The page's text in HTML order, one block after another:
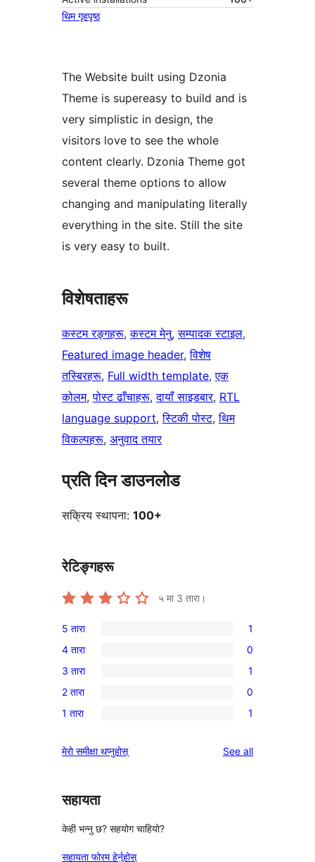
थिम गृहपृष्ठ
The Website built using Dzonia
Theme is supereasy to build and is
very simplistic in design, the
visitors love to see the whole
content clearly. Dzonia Theme got
several theme options to allow
changing and manipulating literally
everything in the site. Still the site
is very easy to built.
विशेषताहरू
कस्टम रङ्गहरू, कस्टम मेनु, सम्पादक स्टाइल
Featured image header, विशेष
तस्बिरहरू, Full width template, एक
कोलम, पोस्ट ढाँचाहरू, दायाँ साइडबार, RTL
language support, स्टिकी पोस्ट, थिम
विकल्पहरू, अनुवाद तयार
प्रति दिन डाउनलोड
सक्रिय स्थापना: 100+
रेटिङ्गहरू
५ मा 3 तारा।
1
5-
तारा
समीक्षा
5 तारा 1
0
4-
तारा
समीक्षाहरू
4 तारा 0
1
3-
तारा
3 तारा 1
0
2-
समीक्षाहरू
2 तारा 0
1
तारा
1 तारा 1
मेरो समीक्षा थप्नुहोस् See allreviews
सहायता
केही भन्नु छ? सहयोग चाहियो?
सहायता फोरम हेर्नुहोस्